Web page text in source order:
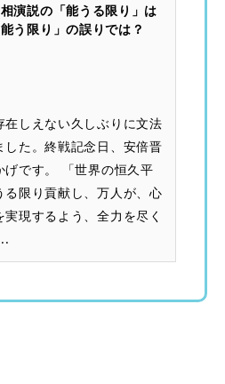
演説の「能うる限り」は
能う限り」の誤りでは？
在しえない久しぶりに文法
た。終戦記念日、安倍晋
げです。 「世界の恒久平
限り貢献し、万人が、心
現するよう、全力を尽く